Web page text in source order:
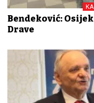
Bendeković:
Drave